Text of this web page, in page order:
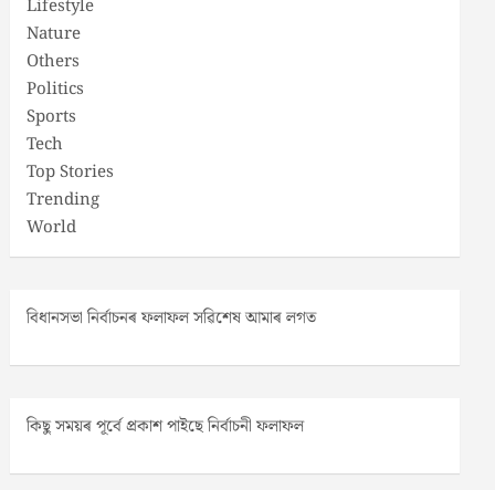
Lifestyle
Nature
Others
Politics
Sports
Tech
Top Stories
Trending
World
বিধানসভা নিৰ্বাচনৰ ফলাফল সৱিশেষ আমাৰ লগত
কিছু সময়ৰ পূৰ্বে প্ৰকাশ পাইছে নিৰ্বাচনী ফলাফল